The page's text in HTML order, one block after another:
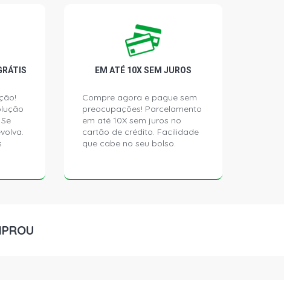
HATCH 1.0 8V FIASA GASOLINA (1996 -
HATCH 1.0 8V FIASA GASOLINA (1996 -
HATCH 1.0 8V FIASA GASOLINA (1998 -
HATCH 1.0 8V FIRE FLEX (2005 - 2008)
EM ATÉ 10X SEM JUROS
Compre agora e pague sem
preocupações! Parcelamento
em até 10X sem juros no
cartão de crédito. Facilidade
que cabe no seu bolso.